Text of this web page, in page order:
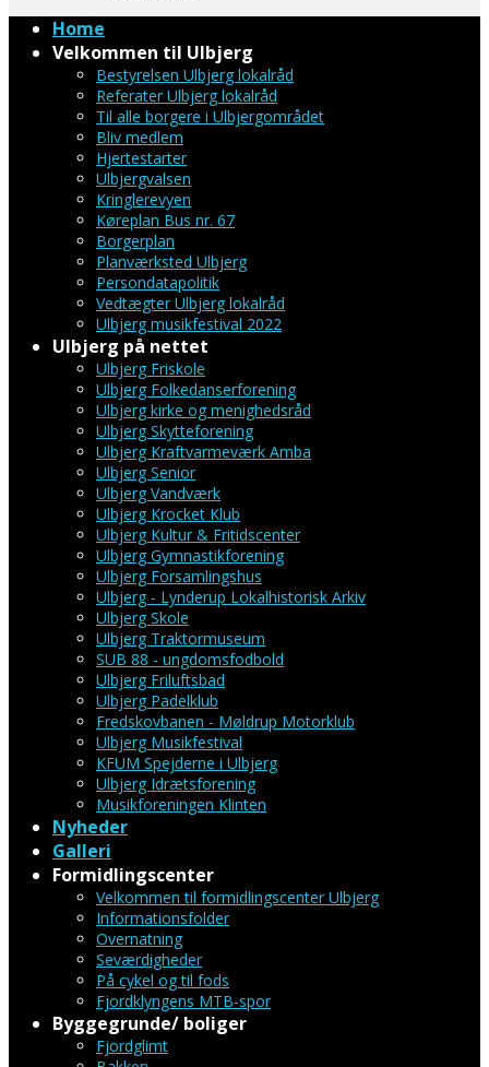
Home
Velkommen til Ulbjerg
Bestyrelsen Ulbjerg lokalråd
Referater Ulbjerg lokalråd
Til alle borgere i Ulbjergområdet
Bliv medlem
Hjertestarter
Ulbjergvalsen
Kringlerevyen
Køreplan Bus nr. 67
Borgerplan
Planværksted Ulbjerg
Persondatapolitik
Vedtægter Ulbjerg lokalråd
Ulbjerg musikfestival 2022
Ulbjerg på nettet
Ulbjerg Friskole
Ulbjerg Folkedanserforening
Ulbjerg kirke og menighedsråd
Ulbjerg Skytteforening
Ulbjerg Kraftvarmeværk Amba
Ulbjerg Senior
Ulbjerg Vandværk
Ulbjerg Krocket Klub
Ulbjerg Kultur & Fritidscenter
Ulbjerg Gymnastikforening
Ulbjerg Forsamlingshus
Ulbjerg - Lynderup Lokalhistorisk Arkiv
Ulbjerg Skole
Ulbjerg Traktormuseum
SUB 88 - ungdomsfodbold
Ulbjerg Friluftsbad
Ulbjerg Padelklub
Fredskovbanen - Møldrup Motorklub
Ulbjerg Musikfestival
KFUM Spejderne i Ulbjerg
Ulbjerg Idrætsforening
Musikforeningen Klinten
Nyheder
Galleri
Formidlingscenter
Velkommen til formidlingscenter Ulbjerg
Informationsfolder
Overnatning
Seværdigheder
På cykel og til fods
Fjordklyngens MTB-spor
Byggegrunde/ boliger
Fjordglimt